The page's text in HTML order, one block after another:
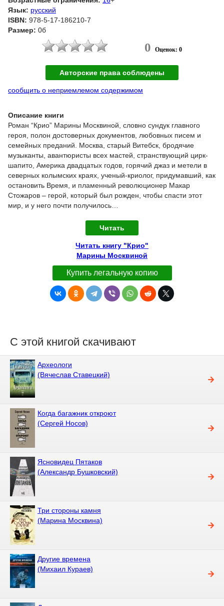
Язык: русский
ISBN: 978-5-17-186210-7
Размер: 0б
0 Оценок: 0
Авторские права соблюдены
сообщить о неприемлемом содержимом
Описание книги
Роман “Крио” Марины Москвиной, словно сундук главного
героя, полон достоверных документов, любовных писем и
семейных преданий. Москва, старый Витебск, бродячие
музыканты, авантюристы всех мастей, странствующий цирк-
шапито, Америка двадцатых годов, горячий джаз и метели в
северных колымских краях, ученый-криолог, придумавший, как
остановить Время, и пламенный революционер Макар
Стожаров – герой, который был рожден, чтобы спасти этот
мир, и у него почти получилось…
Читать
Читать книгу "Крио"
Марины Москвиной
Купить легальную копию
С этой книгой скачивают
Археологи
(Вячеслав Ставецкий)
Когда багажник откроют
(Сергей Носов)
Ясновидец Пятаков
(Александр Бушковский)
Три стороны камня
(Марина Москвина)
Другие времена
(Михаил Кураев)